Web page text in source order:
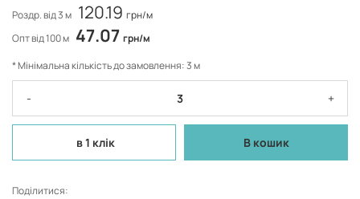
Роздр. від 3 м 120.19 грн/м
Опт від 100 м 47.07 грн/м
* Мінімальна кількість до замовлення: 3 м
- +
в 1 клік В кошик
Поділитися: